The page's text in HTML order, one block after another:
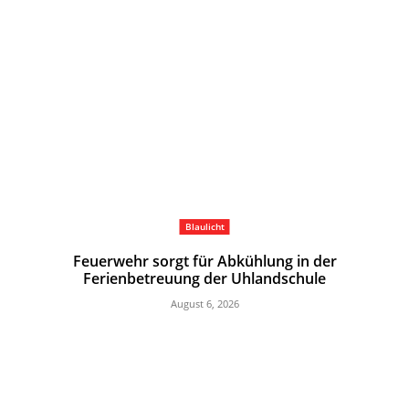
Blaulicht
Feuerwehr sorgt für Abkühlung in der
Ferienbetreuung der Uhlandschule
August 6, 2026